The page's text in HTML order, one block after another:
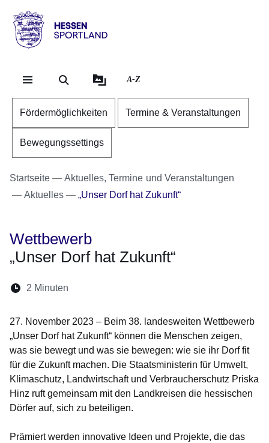
Hessen
Sportland
A-Z
Fördermöglichkeiten Termine & Veranstaltungen
Bewegungssettings
Startseite
Aktuelles, Termine und Veranstaltungen
Aktuelles
„Unser Dorf hat Zukunft“
Wettbewerb
„Unser Dorf hat Zukunft“
Lesedauer:
2 Minuten
27. November 2023 – Beim 38. landesweiten Wettbewerb
„Unser Dorf hat Zukunft“ können die Menschen zeigen,
was sie bewegt und was sie bewegen: wie sie ihr Dorf fit
für die Zukunft machen. Die Staatsministerin für Umwelt,
Klimaschutz, Landwirtschaft und Verbraucherschutz Priska
Hinz ruft gemeinsam mit den Landkreisen die hessischen
Dörfer auf, sich zu beteiligen.
Prämiert werden innovative Ideen und Projekte, die das